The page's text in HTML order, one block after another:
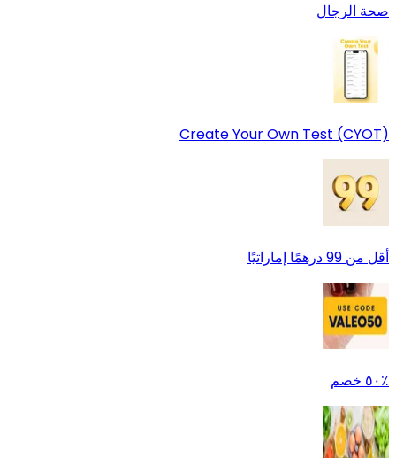
صحة الرجال
Create Your Own Test (CYOT)
أقل من 99 درهمًا إماراتيًا
٪٥٠ خصم